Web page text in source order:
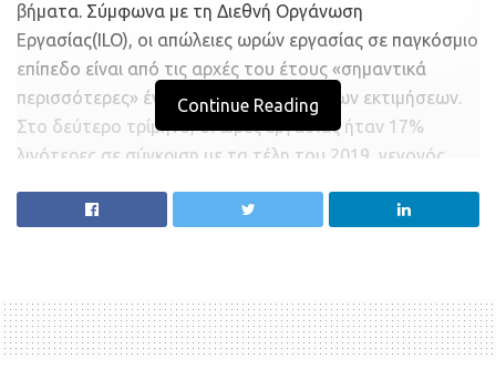
βήματα. Σύμφωνα με τη Διεθνή Οργάνωση
Εργασίας(ILO), οι απώλειες ωρών εργασίας σε παγκόσμιο
επίπεδο είναι από τις αρχές του έτους «σημαντικά
περισσότερες» έναντι των προηγούμενων εκτιμήσεων.
Στο δεύτερο τρίμηνο, οι ώρες εργασίας ήταν 17%
λιγότερες σε σύγκριση με τα τέλη του 2019, γεγονός
αριθμός αυξημένος σε σύγκριση με τις 400 εκατ. θέσεις
εισοδήματος ανά τον κόσμο -με εξαίρεση τα κρατικά
προγράμματα στήριξης- ανέρχονται έως τώρα στα 3,5
Continue Reading